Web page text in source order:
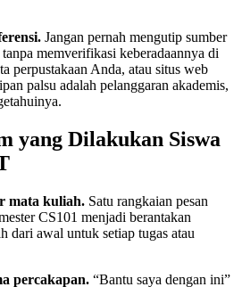
Jangan pernah mengutip sumber
memverifikasi keberadaannya di
perpustakaan Anda, atau situs web
palsu adalah pelanggaran akademis,
yang Dilakukan Siswa
mata kuliah. Satu rangkaian pesan
CS101 menjadi berantakan
dari awal untuk setiap tugas atau
percakapan. “Bantu saya dengan ini”